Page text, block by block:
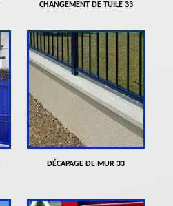
CHANGEMENT DE TUILE 33
DÉCAPAGE DE MUR 33